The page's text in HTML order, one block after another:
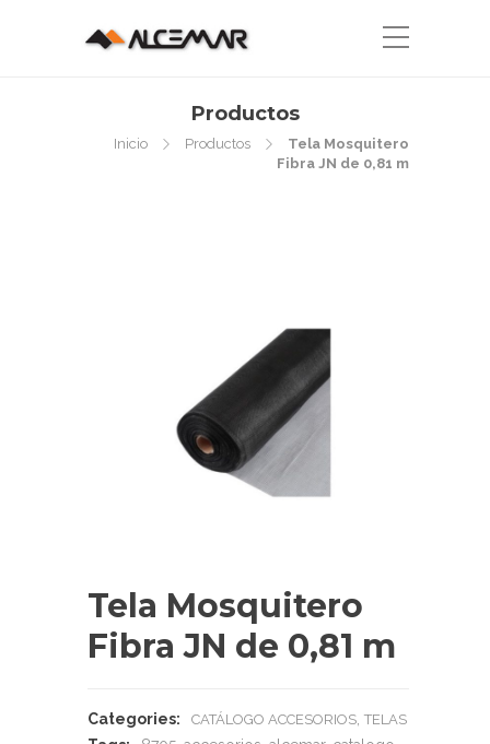
Productos
Inicio Productos
Tela Mosquitero
Fibra JN de 0,81 m
Tela Mosquitero
Fibra JN de 0,81 m
Categories: CATÁLOGO ACCESORIOS, TELAS